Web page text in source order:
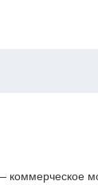
коммерческое